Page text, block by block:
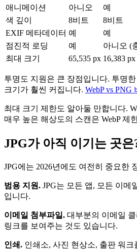
애니메이션
아니오
예
색 깊이
8비트
8비트
EXIF 메타데이터 예
예
점진적 로딩
예
아니오 (
최대 크기
65,535 px 16,383 px
투명도 지원은 큰 장점입니다. 투명
크기가 훨씬 커집니다. WebP vs PNG
최대 크기 제한도 알아둘 만합니다.
매우 높은 해상도의 스캔은 WebP 제
JPG가 아직 이기는 곳은
JPG에는 2026년에도 여전히 중요한
범용 지원. JPG는 모든 앱, 모든 이메
입니다.
이메일 첨부파일. 대부분의 이메일
링크를 보여주는 것도 있습니다.
인쇄. 인쇄소, 사진 현상소, 출판 워크